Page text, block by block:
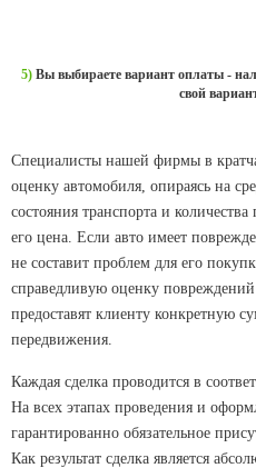
5) Вы выбираете вариант оплаты -
свой
Специалисты нашей фирмы в
оценку автомобиля, опираясь на
состояния транспорта и
его цена. Если авто имеет
не составит проблем для его
справедливую оценку
предоставят клиенту конкретную
передвижения.
Каждая сделка проводится в
На всех этапах проведения и
гарантированно обязательное
Как результат сделка является